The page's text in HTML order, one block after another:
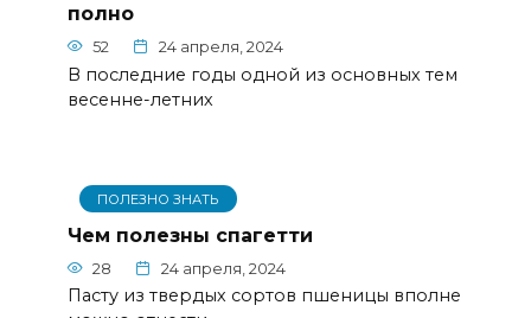
полно
52 24 апреля, 2024
В последние годы одной из основных тем
весенне-летних
ПОЛЕЗНО ЗНАТЬ
Чем полезны спагетти
28 24 апреля, 2024
Пасту из твердых сортов пшеницы вполне